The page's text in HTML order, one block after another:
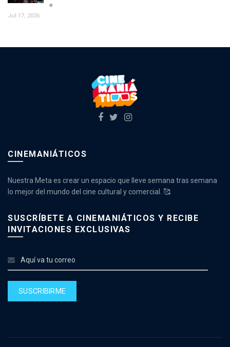
⭐
Jul 17, 2026
CINEMANIÁTICOS
Nuestra Meta es crear un espacio que lleve semana tras semana
lo mejor del mundo del cine cultural y comercial. 🥰
SUSCRÍBETE A CINEMANIÁTICOS Y RECIBE
INVITACIONES EXCLUSIVAS